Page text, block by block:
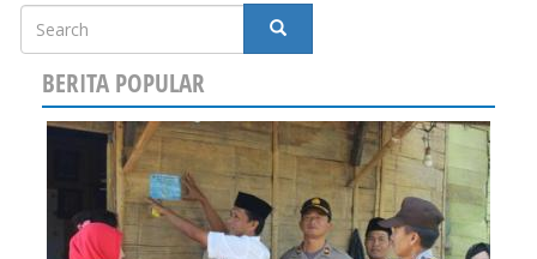
Search
SEARCH
BERITA POPULAR